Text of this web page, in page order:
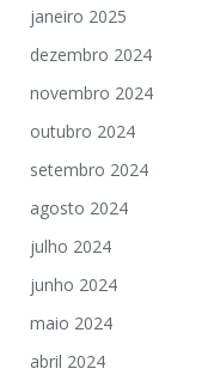
janeiro 2025
dezembro 2024
novembro 2024
outubro 2024
setembro 2024
agosto 2024
julho 2024
junho 2024
maio 2024
abril 2024